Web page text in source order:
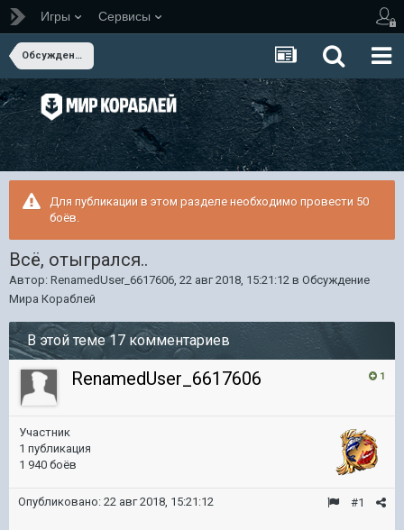
Игры Сервисы
Обсуждение Мира Кораблей
Для публикации в этом разделе необходимо провести 50
боёв.
Всё, отыгрался..
Автор: RenamedUser_6617606, 22 авг 2018, 15:21:12 в Обсуждение
Мира Кораблей
В этой теме 17 комментариев
1
RenamedUser_6617606
Участник
1 публикация
1 940 боёв
#1
Опубликовано: 22 авг 2018, 15:21:12